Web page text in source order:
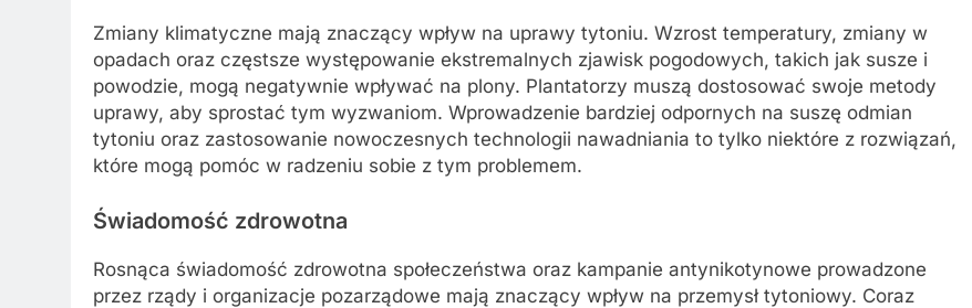
Zmiany klimatyczne mają znaczący wpływ na uprawy tytoniu. Wzrost temperatury, zmiany w
opadach oraz częstsze występowanie ekstremalnych zjawisk pogodowych, takich jak susze i
powodzie, mogą negatywnie wpływać na plony. Plantatorzy muszą dostosować swoje metody
uprawy, aby sprostać tym wyzwaniom. Wprowadzenie bardziej odpornych na suszę odmian
tytoniu oraz zastosowanie nowoczesnych technologii nawadniania to tylko niektóre z rozwiązań,
które mogą pomóc w radzeniu sobie z tym problemem.
Świadomość zdrowotna
Rosnąca świadomość zdrowotna społeczeństwa oraz kampanie antynikotynowe prowadzone
przez rządy i organizacje pozarządowe mają znaczący wpływ na przemysł tytoniowy. Coraz